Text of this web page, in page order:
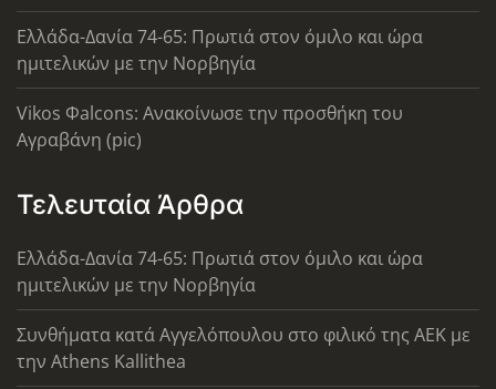
Ελλάδα-Δανία 74-65: Πρωτιά στον όμιλο και ώρα
ημιτελικών με την Νορβηγία
Vikos Φalcons: Ανακοίνωσε την προσθήκη του
Αγραβάνη (pic)
Τελευταία Άρθρα
Ελλάδα-Δανία 74-65: Πρωτιά στον όμιλο και ώρα
ημιτελικών με την Νορβηγία
Συνθήματα κατά Αγγελόπουλου στο φιλικό της ΑΕΚ με
την Athens Kallithea